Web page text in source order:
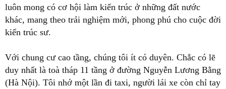
luôn mong có cơ hội làm kiến trúc ở những đất nước
khác, mang theo trải nghiệm mới, phong phú cho cuộc đời
kiến trúc sư.
Với chung cư cao tầng, chúng tôi ít có duyên. Chắc có lẽ
duy nhất là toà tháp 11 tầng ở đường Nguyễn Lương Bằng
(Hà Nội). Tôi nhớ một lần đi taxi, người lái xe còn chỉ tay